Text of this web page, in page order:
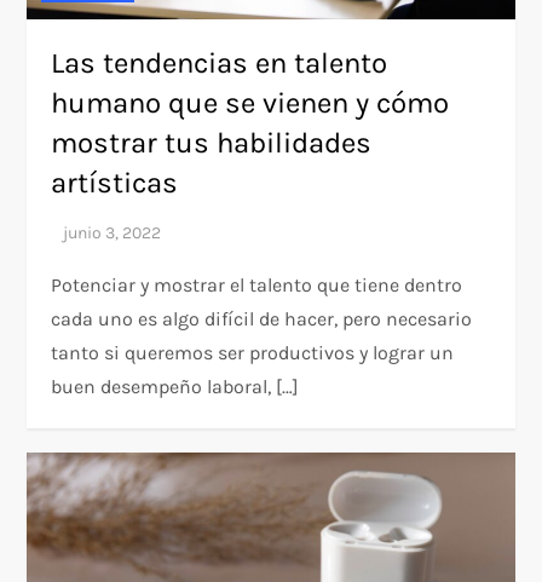
Las tendencias en talento
humano que se vienen y cómo
mostrar tus habilidades
artísticas
Potenciar y mostrar el talento que tiene dentro
cada uno es algo difícil de hacer, pero necesario
tanto si queremos ser productivos y lograr un
buen desempeño laboral, […]